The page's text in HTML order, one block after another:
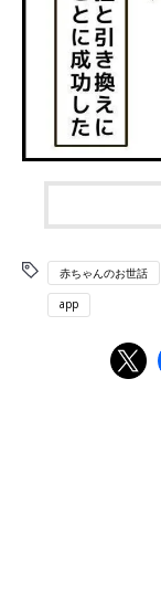
赤ちゃんのお世話
app